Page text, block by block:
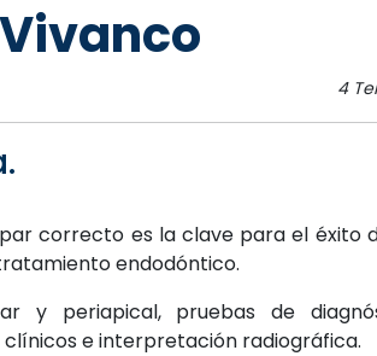
4
correcto es la clave para el éxito
endodóntico.
y periapical, pruebas de
e interpretación radiográfica.